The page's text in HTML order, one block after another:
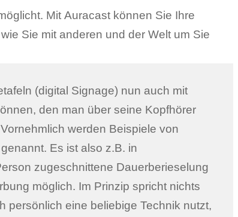
Mit Auracast können Sie Ihre
Sie mit anderen und der Welt um Sie